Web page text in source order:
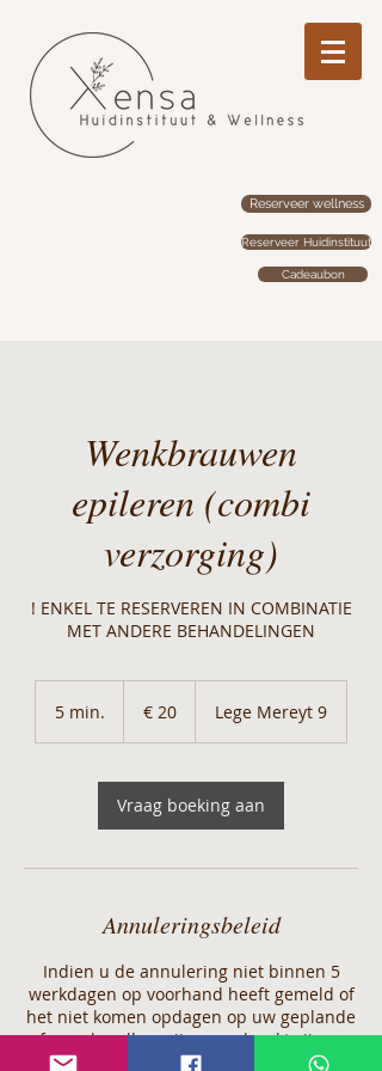
Reserveer wellness
Reserveer Huidinstituut
Cadeaubon
Wenkbrauwen
epileren (combi
verzorging)
! ENKEL TE RESERVEREN IN COMBINATIE
MET ANDERE BEHANDELINGEN
5 min.
n
€ 20 Lege Mereyt 9
Vraag boeking aan
Annuleringsbeleid
Indien u de annulering niet binnen 5
werkdagen op voorhand heeft gemeld of
het niet komen opdagen op uw geplande
afspraak, zullen wij genoodzaakt zijn om
het volledige, gereserveerde bedrag bij u